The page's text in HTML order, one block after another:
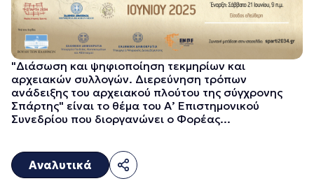
"Διάσωση και ψηφιοποίηση τεκμηρίων και
αρχειακών συλλογών. Διερεύνηση τρόπων
ανάδειξης του αρχειακού πλούτου της σύγχρονης
Σπάρτης" είναι το θέμα του Α’ Επιστημονικού
Συνεδρίου που διοργανώνει ο Φορέας...
Αναλυτικά